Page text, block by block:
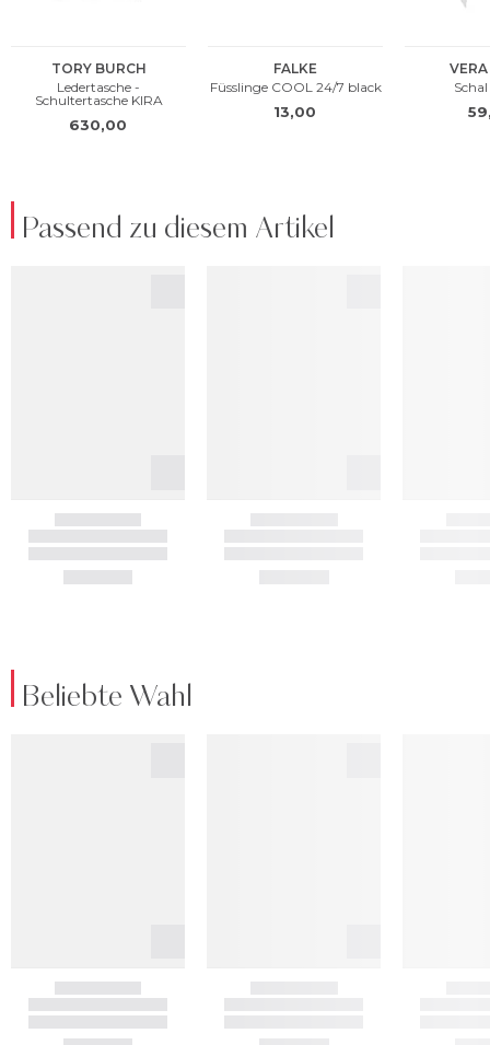
Passend zu diesem Artikel
Beliebte Wahl